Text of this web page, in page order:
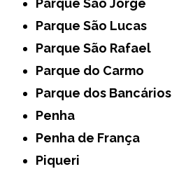
Parque São Jorge
Parque São Lucas
Parque São Rafael
Parque do Carmo
Parque dos Bancários
Penha
Penha de França
Piqueri